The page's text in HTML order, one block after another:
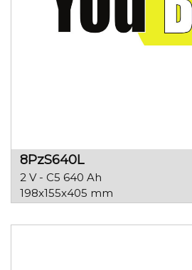
8PzS640L
2 V - C5 640 Ah
198x155x405 mm